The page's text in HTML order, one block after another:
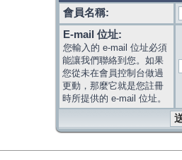
會員名稱:
E-mail 位址:
您輸入的 e-mail 位址必須
能讓我們聯絡到您。如果
您從未在會員控制台做過
更動，那麼它就是您註冊
時所提供的 e-mail 位址。